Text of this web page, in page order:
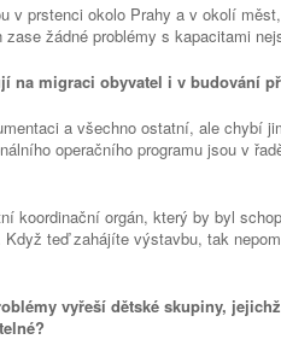
v prstenci okolo Prahy a v okolí
žádné problémy s kapacitami
na migraci obyvatel i v budování
a všechno ostatní, ale chybí
operačního programu jsou v
koordinační orgán, který by byl
teď zahájíte výstavbu, tak
vyřeší dětské skupiny,